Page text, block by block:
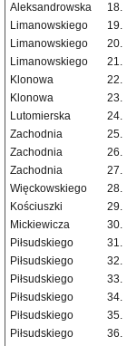
Aleksandrowska
18.
Limanowskiego
19.
Limanowskiego
20.
Limanowskiego
21.
Klonowa
22.
Klonowa
23.
Lutomierska
24.
Zachodnia
25.
Zachodnia
26.
Zachodnia
27.
Więckowskiego
28.
Kościuszki
29.
Mickiewicza
30.
Piłsudskiego
31.
Piłsudskiego
32.
Piłsudskiego
33.
Piłsudskiego
34.
Piłsudskiego
35.
Piłsudskiego
36.